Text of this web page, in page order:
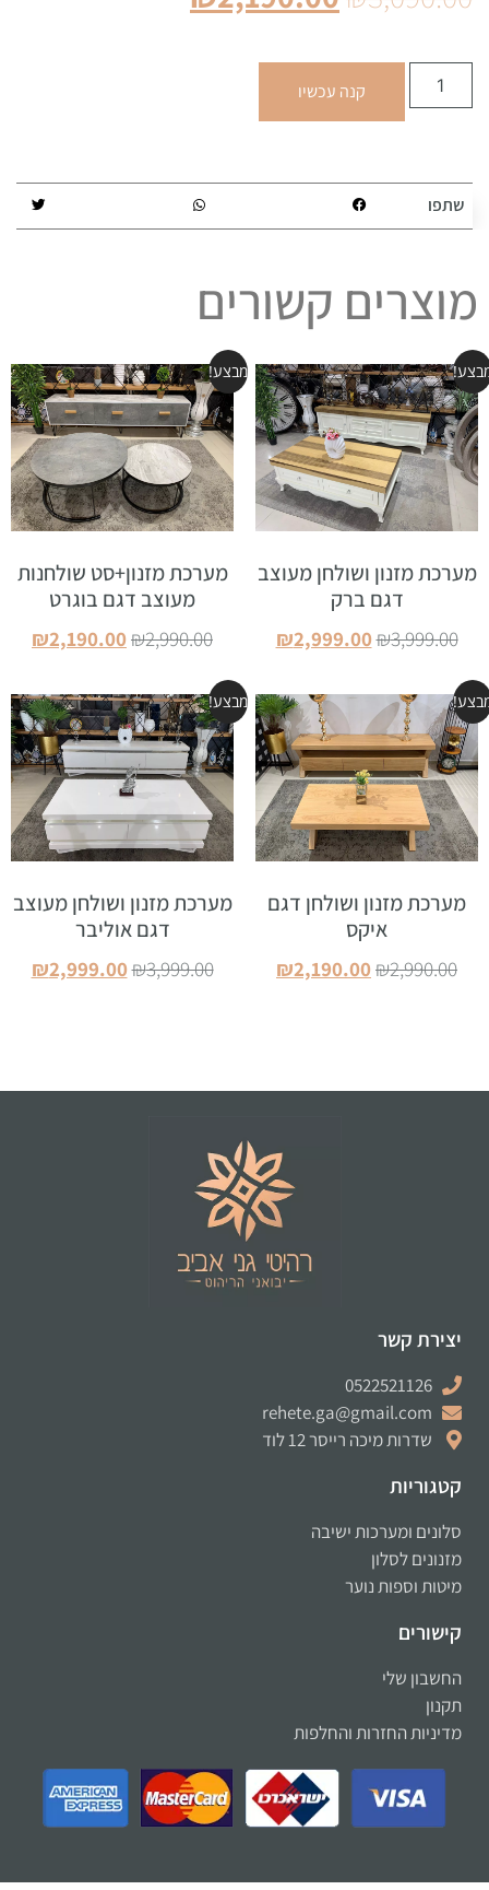
שתפו
קנה עכשיו
מוצרים קשורים
מערכת מזנון ושולחן מעוצב
דגם ברק
₪3,999.00
₪2,999.00
מבצע!
מערכת מזנון+סט שולחנות
מעוצב דגם בוגרט
₪2,990.00
₪2,190.00
מערכת מזנון ושולחן דגם
איקס
₪2,990.00
₪2,190.00
מבצע!
מערכת מזנון ושולחן מעוצב
דגם אוליבר
₪3,999.00
₪2,999.00
יצירת קשר
0522521126
rehete.ga@gmail.com
שדרות מיכה רייסר 12 לוד
קטגוריות
סלונים ומערכות ישיבה
מזנונים לסלון
מיטות וספות נוער
קישורים
החשבון שלי
תקנון
מדיניות החזרות והחלפות